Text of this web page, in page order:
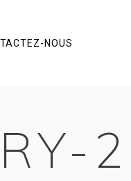
NOUS
2